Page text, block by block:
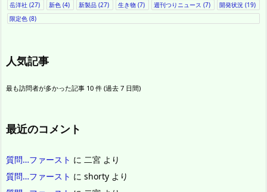
岳洋社 (27) 新色 (4) 新製品 (27) 生き物 (7) 週刊つりニュース (7) 開発状況 (19)
限定色 (8)
人気記事
最も訪問者が多かった記事 10 件 (過去 7 日間)
最近のコメント
質問…ファースト に 二宮 より
質問…ファースト に shorty より